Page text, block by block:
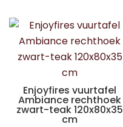
Enjoyfires vuurtafel
Ambiance rechthoek
zwart-teak 120x80x35
cm